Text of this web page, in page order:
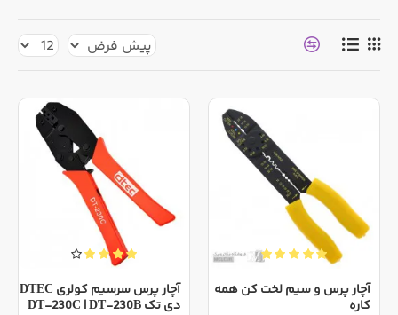
آچار پرس و سیم لخت کن همه
کاره
آچار پرس سرسیم کولری DTEC
دی تک DT-230C | DT-230B